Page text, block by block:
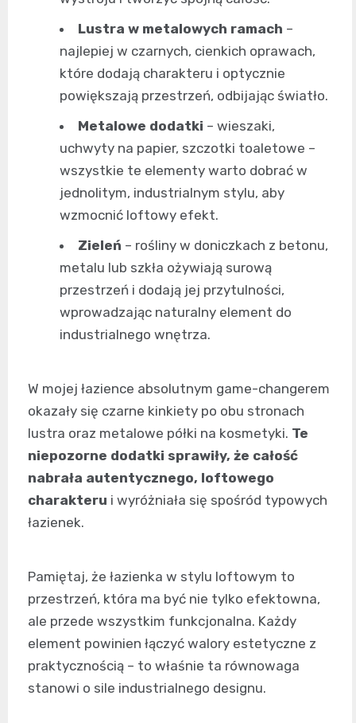
Lustra w metalowych ramach –
najlepiej w czarnych, cienkich oprawach,
które dodają charakteru i optycznie
powiększają przestrzeń, odbijając światło.
Metalowe dodatki – wieszaki,
uchwyty na papier, szczotki toaletowe –
wszystkie te elementy warto dobrać w
jednolitym, industrialnym stylu, aby
wzmocnić loftowy efekt.
Zieleń – rośliny w doniczkach z betonu,
metalu lub szkła ożywiają surową
przestrzeń i dodają jej przytulności,
wprowadzając naturalny element do
industrialnego wnętrza.
W mojej łazience absolutnym game-changerem
okazały się czarne kinkiety po obu stronach
lustra oraz metalowe półki na kosmetyki. Te
niepozorne dodatki sprawiły, że całość
nabrała autentycznego, loftowego
charakteru i wyróżniała się spośród typowych
łazienek.
Pamiętaj, że łazienka w stylu loftowym to
przestrzeń, która ma być nie tylko efektowna,
ale przede wszystkim funkcjonalna. Każdy
element powinien łączyć walory estetyczne z
praktycznością – to właśnie ta równowaga
stanowi o sile industrialnego designu.